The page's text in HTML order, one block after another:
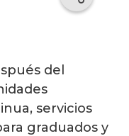
del
servicios
graduados y